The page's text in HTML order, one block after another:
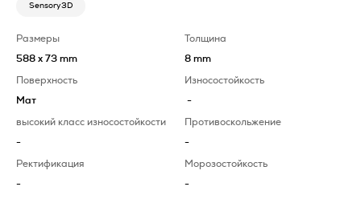
Sensory3D
Размеры
588 x 73 mm
Толщина
8 mm
Поверхность
Мат
Износостойкость
-
высокий класс износостойкости
-
Противоскольжение
-
Ректификация
-
Морозостойкость
-